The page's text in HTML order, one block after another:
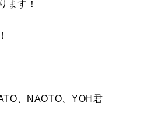
ます！
、NAOTO、YOH君